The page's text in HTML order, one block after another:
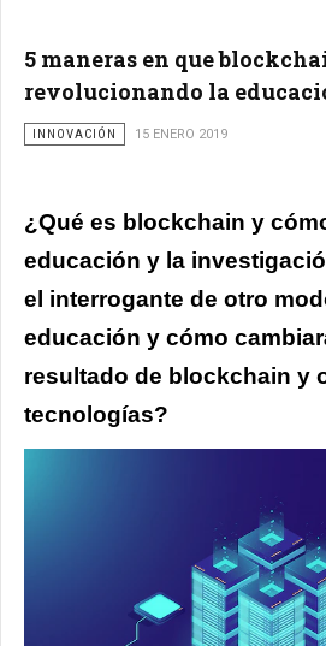
5 maneras en que
revolucionando la
INNOVACIÓN 15 ENERO 2019
¿Qué es blockchain y
educación y la
el interrogante de otro
educación y cómo
resultado de blockchain y
tecnologías?